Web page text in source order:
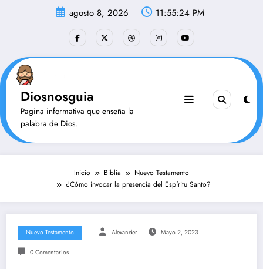
agosto 8, 2026 11:55:25 PM
Diosnosguia
Pagina informativa que enseña la
palabra de Dios.
Inicio Biblia
Nuevo Testamento
¿Cómo invocar la presencia del Espíritu Santo?
Nuevo Testamento Alexander Mayo 2, 2023
0 Comentarios